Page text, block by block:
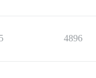
4896